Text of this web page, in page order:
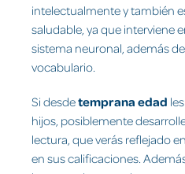
intelectualmente y también
saludable, ya que interviene
sistema neuronal, además
vocabulario.
Si desdetemprana edad
hijos, posiblemente
lectura, que verás reflejado
en sus calificaciones.